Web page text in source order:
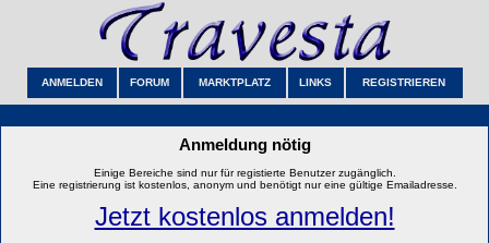
ANMELDEN FORUM MARKTPLATZ LINKS REGISTRIEREN
Anmeldung nötig
Einige Bereiche sind nur für registierte Benutzer zugänglich.
Eine registrierung ist kostenlos, anonym und benötigt nur eine gültige Emailadresse.
Jetzt kostenlos anmelden!